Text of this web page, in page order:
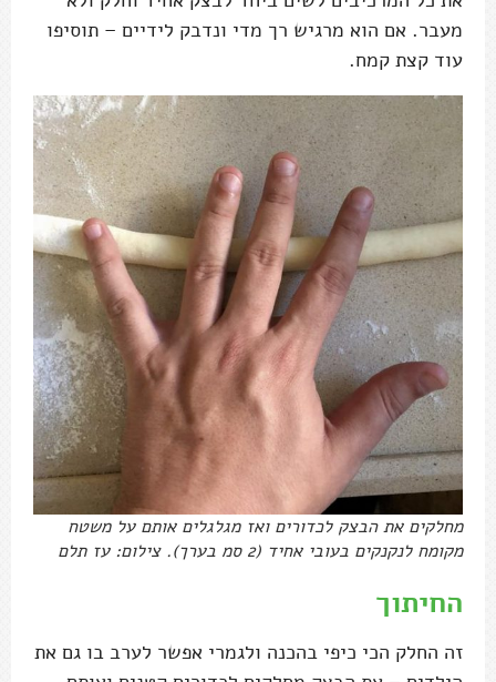
מעבר. אם הוא מרגיש רך מדי ונדבק לידיים – תוסיפו
עוד קצת קמח.
מחלקים את הבצק לכדורים ואז מגלגלים אותם על משטח
מקומח לנקנקים בעובי אחיד (2 סמ בערך). צילום: עז תלם
החיתוך
זה החלק הכי כיפי בהכנה ולגמרי אפשר לערב בו גם את